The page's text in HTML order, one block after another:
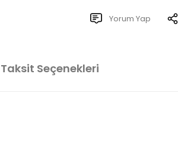
Yorum Yap
Taksit Seçenekleri